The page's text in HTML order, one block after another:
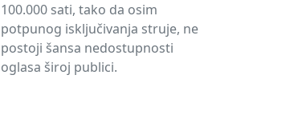
100.000 sati, tako da osim
potpunog isključivanja struje, ne
postoji šansa nedostupnosti
oglasa široj publici.